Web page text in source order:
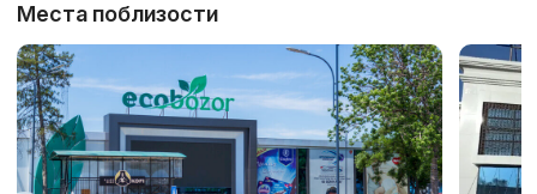
Места поблизости